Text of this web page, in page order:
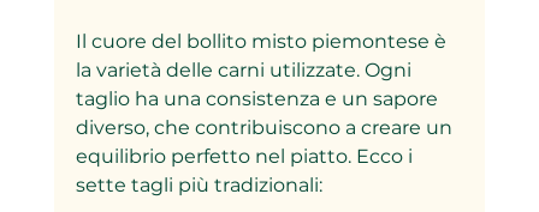
Il cuore del bollito misto piemontese è
la varietà delle carni utilizzate. Ogni
taglio ha una consistenza e un sapore
diverso, che contribuiscono a creare un
equilibrio perfetto nel piatto. Ecco i
sette tagli più tradizionali: